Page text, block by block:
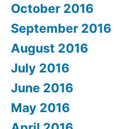
October 2016
September 2016
August 2016
July 2016
June 2016
May 2016